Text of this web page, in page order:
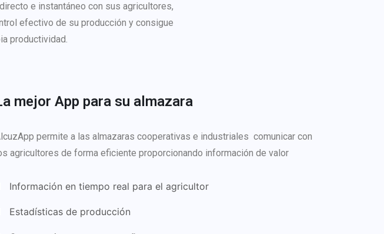
e instantáneo con sus agricultores,
efectivo de su producción y consigue
productividad.
mejor App para su almazara
permite a las almazaras cooperativas e industriales comunicar con
agricultores de forma eficiente proporcionando información de valor
Información en tiempo real para el agricultor
Estadísticas de producción